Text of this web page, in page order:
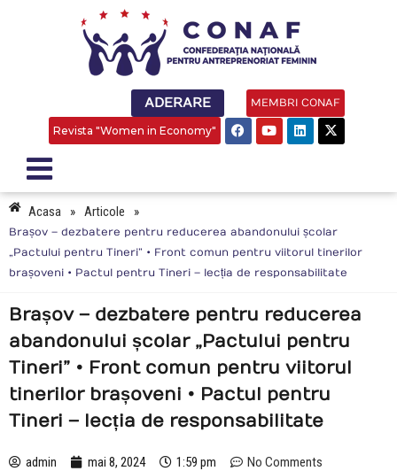
ADERARE MEMBRI CONAF
Revista "Women in Economy"
Acasa » Articole »
Brașov – dezbatere pentru reducerea abandonului școlar
„Pactului pentru Tineri” • Front comun pentru viitorul tinerilor
brașoveni • Pactul pentru Tineri – lecția de responsabilitate
Brașov – dezbatere pentru reducerea
abandonului școlar „Pactului pentru
Tineri” • Front comun pentru viitorul
tinerilor brașoveni • Pactul pentru
Tineri – lecția de responsabilitate
admin mai 8, 2024 1:59 pm No Comments